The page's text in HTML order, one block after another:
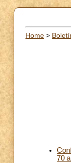
Home >
70